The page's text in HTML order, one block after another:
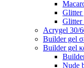
Glitter
Glitter
Acrygel 30/
Builder gel
Builder gel
Nude